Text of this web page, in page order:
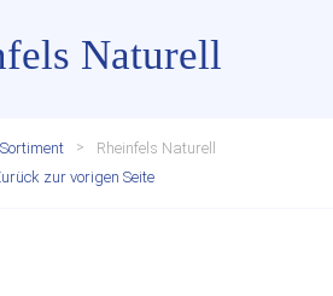
Naturell
Sortiment
Rheinfels Naturell
zur vorigen Seite